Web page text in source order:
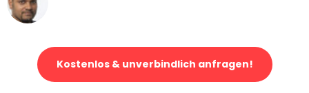
Kostenlos & unverbindlich anfragen!